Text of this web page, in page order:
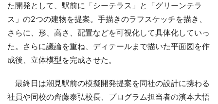
た開発として、駅前に「シーテラス」と「グリーンテラ
ス」の2つの建物を提案。手描きのラフスケッチを描き、
さらに、形、高さ、配置などを可視化して具体化していっ
た。さらに議論を重ね、ディテールまで描いた平面図を作
成後、立体模型を完成させた。
最終日は潮見駅前の模擬開発提案を同社の設計に携わる
社員や同校の齊藤泰弘校長、プログラム担当者の濱本大悟